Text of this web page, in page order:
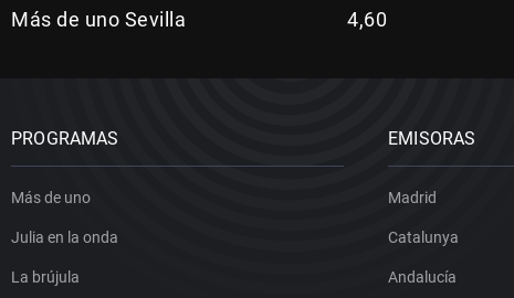
Más de uno Sevilla 4,60
PROGRAMAS
Más de uno
Julia en la onda
La brújula
EMISORAS
Madrid
Catalunya
Andalucía